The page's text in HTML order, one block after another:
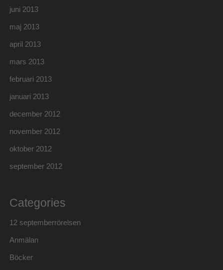
juni 2013
maj 2013
april 2013
mars 2013
februari 2013
januari 2013
december 2012
november 2012
oktober 2012
september 2012
Categories
12 septemberrörelsen
Anmälan
Böcker